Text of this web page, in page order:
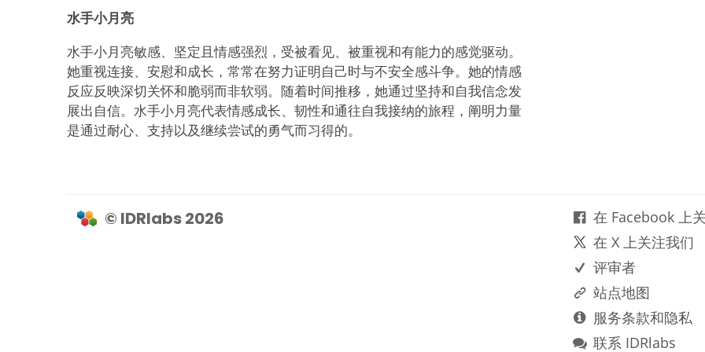
水手小月亮
水手小月亮敏感、坚定且情感强烈，受被看见、被重视和有能力的感觉驱动。
她重视连接、安慰和成长，常常在努力证明自己时与不安全感斗争。她的情感
反应反映深切关怀和脆弱而非软弱。随着时间推移，她通过坚持和自我信念发
展出自信。水手小月亮代表情感成长、韧性和通往自我接纳的旅程，阐明力量
是通过耐心、支持以及继续尝试的勇气而习得的。
© IDRlabs 2026
在 Facebook 上
在 X 上关注我们
评审者
站点地图
服务条款和隐私
联系 IDRlabs